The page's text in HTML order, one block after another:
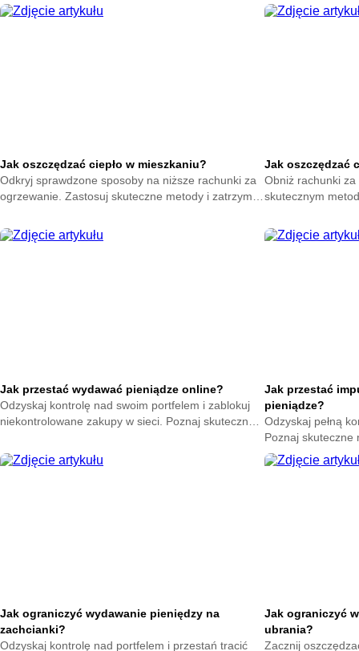
Jak oszczędzać ciepło w mieszkaniu?
Odkryj sprawdzone sposoby na niższe rachunki za
ogrzewanie. Zastosuj skuteczne metody i zatrzymaj
Jak oszczędzać
Obniż rachunki
skutecznym
oszczędzać już
Jak przestać wydawać pieniądze online?
Odzyskaj kontrolę nad swoim portfelem i zablokuj
niekontrolowane zakupy w sieci. Poznaj skuteczne
przycisku kup teraz.
Jak przestać
pieniądze?
Odzyskaj pełną
Poznaj skuteczne
nagłych
oszczędności już
Jak ograniczyć wydawanie pieniędzy na
zachcianki?
Odzyskaj kontrolę nad portfelem i przestań tracić
Jak ograniczyć
ubrania?
Zacznij